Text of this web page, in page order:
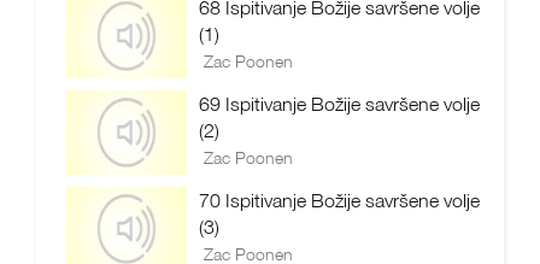
68 Ispitivanje Božije savršene volje
(1)
Zac Poonen
69 Ispitivanje Božije savršene volje
(2)
Zac Poonen
70 Ispitivanje Božije savršene volje
(3)
Zac Poonen